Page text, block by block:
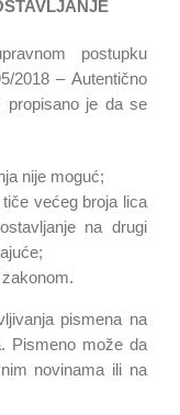
postupku
2018 – Autentično
propisano je da se
nije moguć;
većeg broja lica
na drugi
pismena na
Pismeno može da
novinama ili na